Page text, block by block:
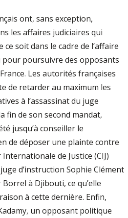
ont, sans exception,
les affaires judiciaires qui
soit dans le cadre de l’affaire
poursuivre des opposants
Les autorités françaises
de retarder au maximum les
à l’assassinat du juge
fin de son second mandat,
jusqu’à conseiller le
de déposer une plainte contre
de Justice (CIJ)
d’instruction Sophie Clément
à Djibouti, ce qu’elle
à cette dernière. Enfin,
un opposant politique